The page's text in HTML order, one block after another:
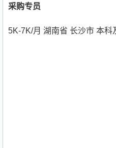
采购专员
5K-7K/月 湖南省 长沙市 本科